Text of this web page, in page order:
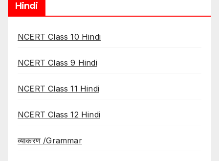
Hindi
NCERT Class 10 Hindi
NCERT Class 9 Hindi
NCERT Class 11 Hindi
NCERT Class 12 Hindi
व्याकरण /Grammar